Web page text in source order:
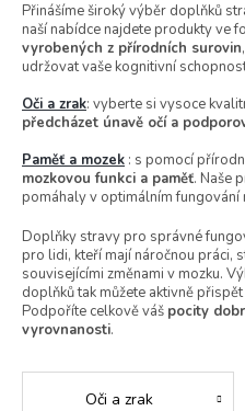
Přinášíme široký výběr doplňků
naší nabídce najdete produkty ve
vyrobených z přírodních surovin
udržovat vaše kognitivní
Oči a zrak: vyberte si vysoce
předcházet únavě očí a
Paměť a mozek : s pomocí
mozkovou funkci a paměť. Naše
pomáhaly v optimálním
Doplňky stravy pro správné
pro lidi, kteří mají náročnou práci,
souvisejícími změnami v mozku.
doplňků tak můžete aktivně přispět
Podpoříte celkově váš pocity
vyrovnanosti.
Oči a zrak